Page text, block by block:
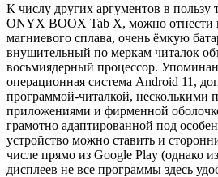
К числу других аргументов в пользу
ONYX BOOX Tab X, можно отнести
магниевого сплава, очень ёмкую
внушительный по меркам читалок
восьмиядерный процессор.
операционная система Android 11,
программой-читалкой, несколькими
приложениями и фирменной
грамотно адаптированной под
устройство можно ставить и
числе прямо из Google Play (однако
дисплеев не все программы здесь